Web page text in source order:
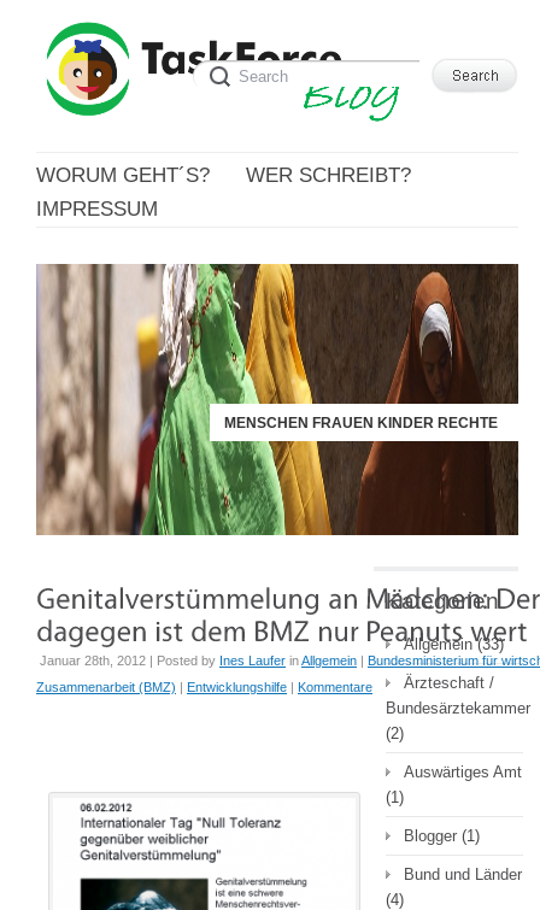
WORUM GEHT´S?
WER SCHREIBT?
IMPRESSUM
MENSCHEN FRAUEN KINDER RECHTE
Januar 28th, 2012 | Posted by Ines Laufer inAllgemein | Bundesministerium für
Zusammenarbeit (BMZ) | Entwicklungshilfe | Kommentare
Kategorien
Allgemein(33)
Ärzteschaft /
Bundesärztekammer
(2)
Auswärtiges Amt
(1)
Blogger (1)
Bund und Länder
(4)